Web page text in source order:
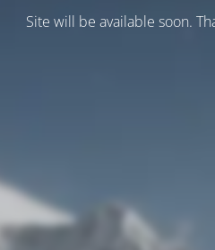
Site will be available soon.